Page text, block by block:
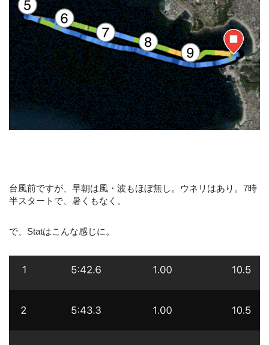
台風前ですが、早朝は風・波もほぼ無し。ウネリはあり。7時
半スタートで、暑くもなく。
で、Statはこんな感じに。